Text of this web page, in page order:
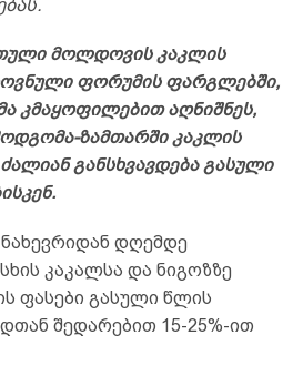
მოლდოვის კაკლის
ფორუმის ფარგლებში,
კმაყოფილებით აღნიშნეს,
ზამთარში კაკლის
განსხვავდება გასული
დღემდე
კაკალსა და ნიგოზზე
ფასები გასული წლის
შედარებით 15-25%-ით